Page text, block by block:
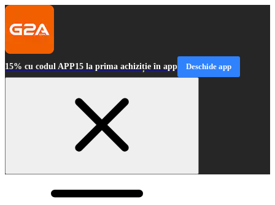
15% cu codul APP15 la prima achiziție în app Deschide app